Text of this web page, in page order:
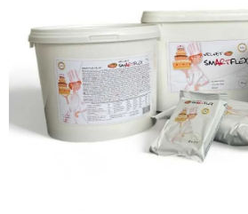
POCHUTINY
ZDRAVÉ PEČENÍ
DÁRKOVÉ POUKAZY